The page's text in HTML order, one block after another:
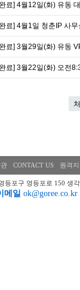
료] 4월12일(화) 유동
료] 4월1일 청춘IP 사
료] 3월29일(화) 유동
료] 3월22일(화) 오전
CONTACT US 원격
등포구 영등포로 150 생
메일 ok@goree.co.kr